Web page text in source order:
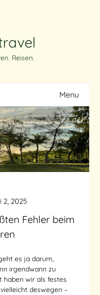
Reisen.
Menu
Fehler beim
2, 2025
es ja darum,
irgendwann zu
haben wir als festes
deswegen –